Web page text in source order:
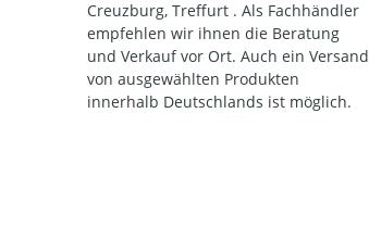
Creuzburg, Treffurt . Als Fachhändler
empfehlen wir ihnen die Beratung
und Verkauf vor Ort. Auch ein Versand
von ausgewählten Produkten
innerhalb Deutschlands ist möglich.